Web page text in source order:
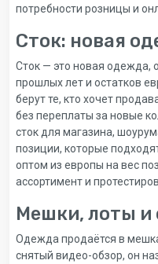
потребности розницы и
Сток: новая
Сток — это новая одежда,
прошлых лет и остатков
берут те, кто хочет
без переплаты за новые
сток для магазина,
позиции, которые
оптом из европы на вес
ассортимент и
Мешки, лоты и
Одежда продаётся в
снятый видео-обзор, он